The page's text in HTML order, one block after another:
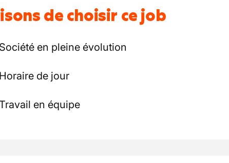
de choisir ce job
Société en pleine évolution
Horaire de jour
en équipe